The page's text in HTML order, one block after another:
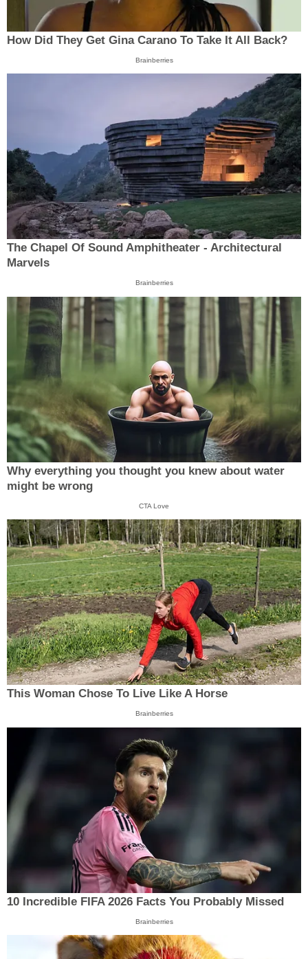
How Did They Get Gina Carano To Take It All Back?
Brainberries
The Chapel Of Sound Amphitheater - Architectural
Marvels
Brainberries
Why everything you thought you knew about water
might be wrong
CTA Love
This Woman Chose To Live Like A Horse
Brainberries
10 Incredible FIFA 2026 Facts You Probably Missed
Brainberries